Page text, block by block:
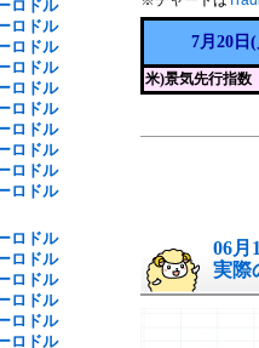
ロドル
ロドル
ロドル
ロドル
ロドル
ロドル
ロドル
ロドル
ロドル
ロドル
ロドル
ロドル
ロドル
ロドル
ロドル
ロドル
7月20日
米)景気先行指数
06月
実際